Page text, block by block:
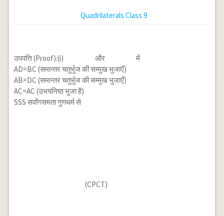
Quadrilaterals Class 9
उपपत्ति (Proof):(i) और
में
AD=BC (समान्तर चतुर्भुज की सम्मुख भुजाएँ)
AB=DC (समान्तर चतुर्भुज की सम्मुख भुजाएँ)
AC=AC (उभयनिष्ठ भुजा है)
SSS सर्वांगसमता गुणधर्म से
(CPCT)